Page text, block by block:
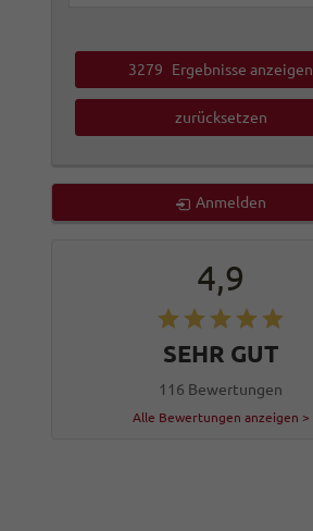
3279 Ergebnisse anzeigen
zurücksetzen
Anmelden
4,9
SEHR GUT
116 Bewertungen
Alle Bewertungen anzeigen >